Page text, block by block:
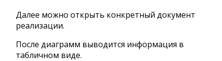
Далее можно открыть конкретный документ
реализации.
После диаграмм выводится информация в
табличном виде.